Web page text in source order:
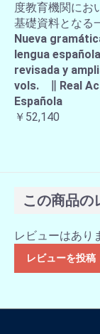
度教育機関にお
基礎資料となる
Nueva
lengua
revisada y
vols. ∥ Real
Española
￥52,140
この商品の
レビューはあり
レビューを投稿